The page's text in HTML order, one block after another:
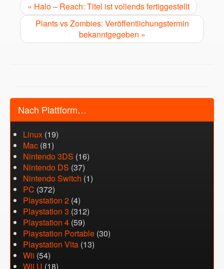
« Halo – Reach: Titel ist vollends fertiggestellt
Plants vs Zombies: Veröffentlichungstermin
bekanntgegeben »
Nach Plattform…
Linux (19)
Mac (81)
Nintendo 3DS (16)
Nintendo DS (37)
Nintendo Switch (1)
PC (372)
Playstation 2 (4)
Playstation 3 (312)
Playstation 4 (59)
Playstation Portable (30)
Playstation Vita (13)
Wii (54)
Wii U (18)